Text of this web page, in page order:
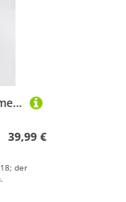
Champion Sportanzug Summer Set (2-tlg), zweiteiliges Set, aus Baumwolle, auch in großen Größen
39,99 €
der